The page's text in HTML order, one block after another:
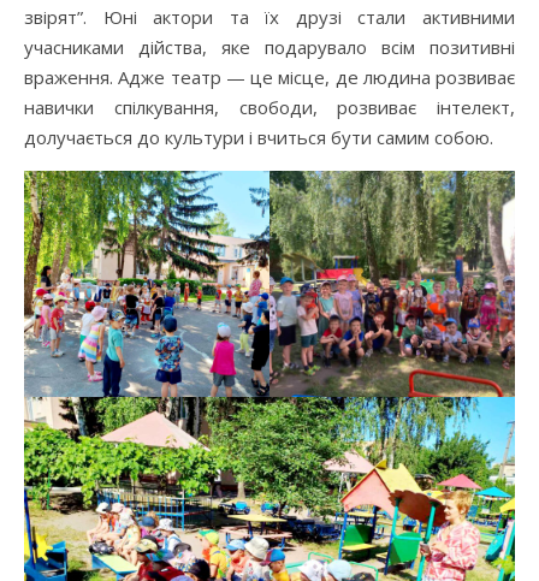
звірят”. Юні актори та їх друзі стали активними
учасниками дійства, яке подарувало всім позитивні
враження. Адже театр — це місце, де людина розвиває
навички спілкування, свободи, розвиває інтелект,
долучається до культури і вчиться бути самим собою.